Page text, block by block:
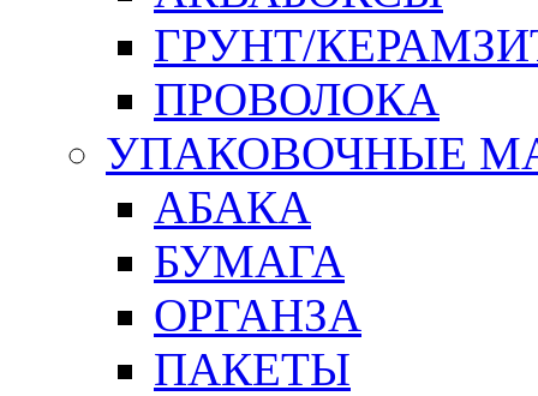
ГРУНТ/
ПРОВОЛОКА
УПАКОВОЧНЫЕ
АБАКА
БУМАГА
ОРГАНЗА
ПАКЕТЫ